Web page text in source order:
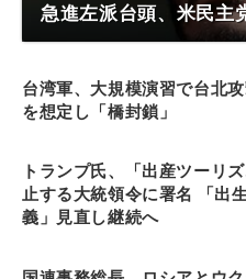
急進左派台頭、米民主
台湾軍、大規模演習で台北
を想定し「橋封鎖」
トランプ氏、「出産ツーリ
止する大統領令に署名 「出
義」見直し継続へ